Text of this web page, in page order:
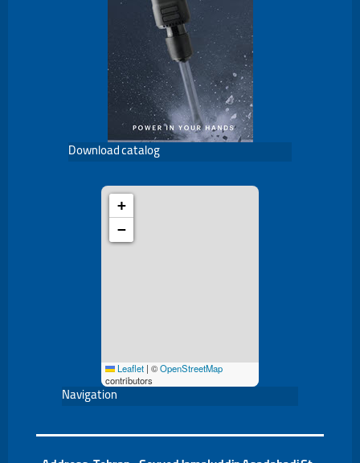
Download catalog
+
−
Leaflet | ©OpenStreetMap
contributors
Navigation